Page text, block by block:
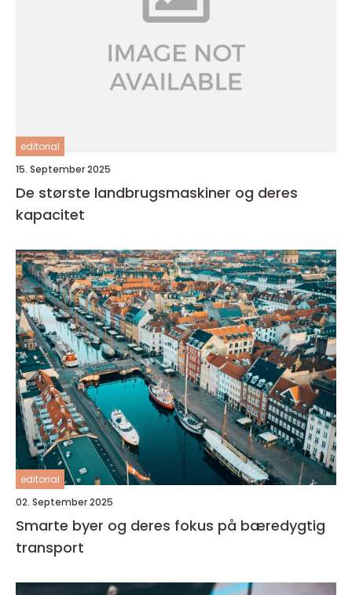
editorial
15. September 2025
De største landbrugsmaskiner og deres
kapacitet
editorial
02. September 2025
Smarte byer og deres fokus på bæredygtig
transport